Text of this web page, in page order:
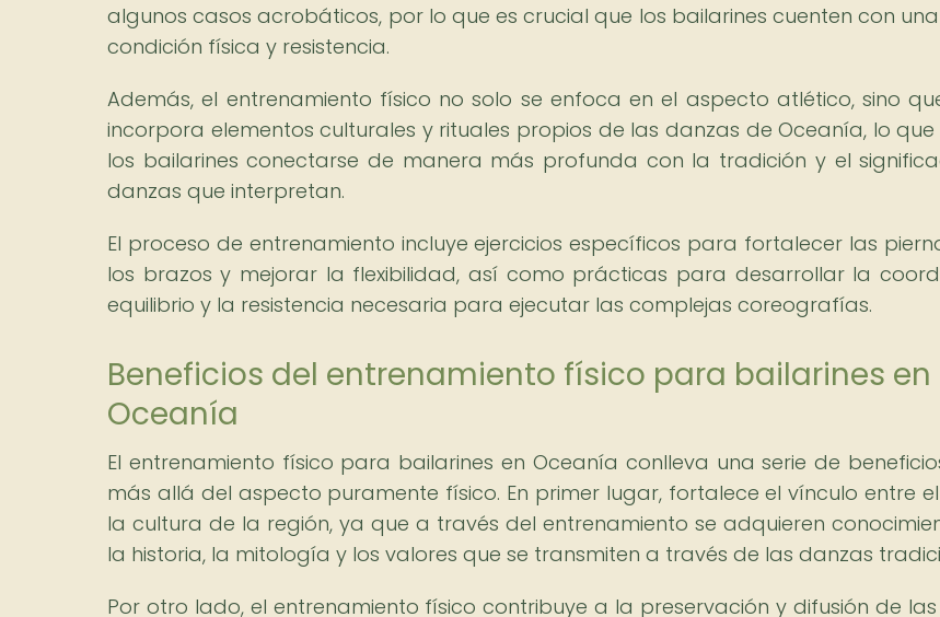
algunos casos acrobáticos, por lo que es crucial que los bailarines cuenten con
condición física y resistencia.
Además, el entrenamiento físico no solo se enfoca en el aspecto atlético, sino
incorpora elementos culturales y rituales propios de las danzas de Oceanía, lo
los bailarines conectarse de manera más profunda con la tradición y el
danzas que interpretan.
El proceso de entrenamiento incluye ejercicios específicos para fortalecer las
los brazos y mejorar la flexibilidad, así como prácticas para desarrollar la
equilibrio y la resistencia necesaria para ejecutar las complejas coreografías.
Beneficios del entrenamiento físico para bailarines en
Oceanía
El entrenamiento físico para bailarines en Oceanía conlleva una serie de
más allá del aspecto puramente físico. En primer lugar, fortalece el vínculo entre
la cultura de la región, ya que a través del entrenamiento se adquieren
la historia, la mitología y los valores que se transmiten a través de las danzas
Por otro lado, el entrenamiento físico contribuye a la preservación y difusión de